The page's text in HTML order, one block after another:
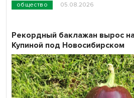
общество 05.08.2026
Рекордный баклажан вырос
Купиной под Новосибирском